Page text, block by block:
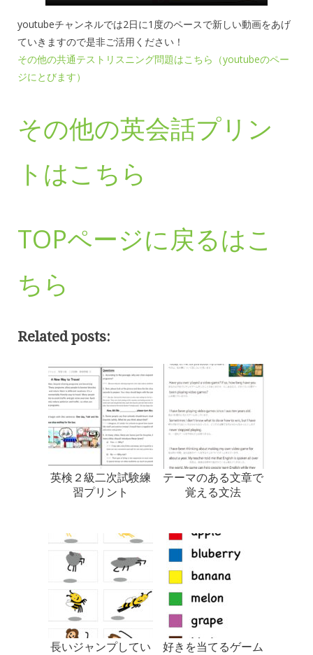
youtubeチャンネルでは2日に1度のペースで新しい動画をあげ
ていきますので是非ご活用ください！
その他の共通テストリスニング問題はこちら（youtubeのペー
ジにとびます）
その他の英会話プリン
トはこちら
TOPページに戻るはこ
ちら
Related posts:
英検２級二次試験練
習プリント
テーマのある文章で
覚える文法
長いジャンプしてい 好きを当てるゲーム